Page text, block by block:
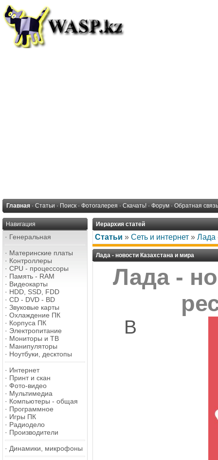
Главная · Статьи · Поиск · Фотогалерея · Скачать! · Форум · Обратная связь
Навигация
· Генеральная
· Материнские платы
· Контроллеры
· CPU - процессоры
· Память - RAM
· Видеокарты
· HDD, SSD, FDD
· CD - DVD - BD
· Звуковые карты
· Охлаждение ПК
· Корпуса ПК
· Электропитание
· Мониторы и ТВ
· Манипуляторы
· Ноутбуки, десктопы
· Интернет
· Принт и скан
· Фото-видео
· Мультимедиа
· Компьютеры - общая
· Программное
· Игры ПК
· Радиодело
· Производители
· Динамики, микрофоны
Иерархия статей
Статьи » Сеть и интернет » Лада
Лада - новости Казахстана и мира
Лада -
В